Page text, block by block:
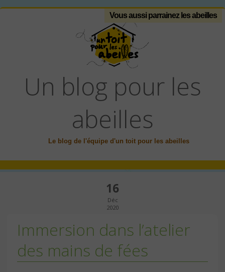
Vous aussi parrainez les abeilles
Un blog pour les
abeilles
Le blog de l'équipe d'un toit pour les abeilles
16
Déc
2020
Immersion dans l’atelier
des mains de fées